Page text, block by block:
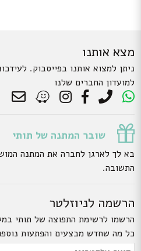
מצא אותנו
ניתן למצוא אותנו בפייסבוק.
למועדון החברים שלנו
שובר המתנה של תותי
בא לך לארגן לחברה את המתנה
התשובה.
הרשמה לניוזלטר
הרשמו לרשימת התפוצה של תותי
כל מה שחדש מבצעים והפתעות